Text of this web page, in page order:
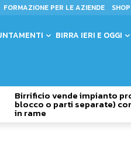
FORMAZIONE PER LE AZIENDE SHOP
BIRRA IERI E OGGI
Birrificio vende impianto
blocco o parti separate)
in rame